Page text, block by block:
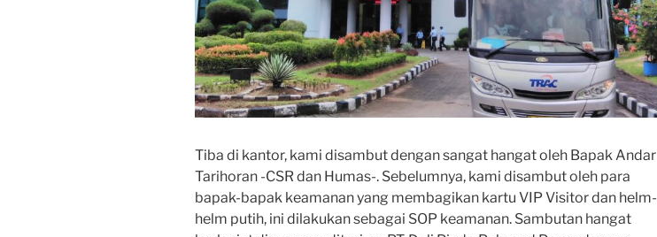
Tiba di kantor, kami disambut dengan sangat hangat oleh Bapak Andar
Tarihoran -CSR dan Humas-. Sebelumnya, kami disambut oleh para
bapak-bapak keamanan yang membagikan kartu VIP Visitor dan helm-
helm putih, ini dilakukan sebagai SOP keamanan. Sambutan hangat